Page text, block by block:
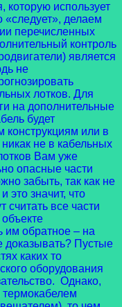
использует
делаем
перечисленных
контроль
является
не
лотков. Для
на дополнительные
будет
конструкциям или в
не в кабельных
Вам уже
опасные части
забыть, так как не
это значит, что
считать все части
им обратное – на
доказывать? Пустые
каких то
оборудования
Однако,